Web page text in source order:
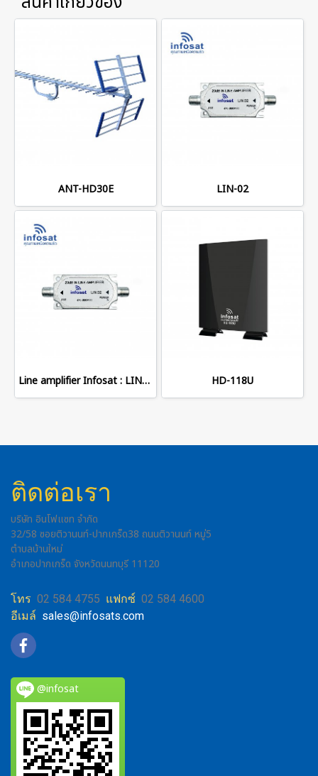
ANT-HD30E LIN-02
Line amplifier Infosat : LIN-03 HD-118U
ติดต่อเรา
บริษัท อินโฟแซท จำกัด
32/58 ซอยติวานนท์-ปากเกร็ด38 ถนนติวานนท์ หมู่5
ตำบลบ้านใหม่
อำเภอปากเกร็ด จังหวัดนนทบุรี 11120
โทร 02 584 4755 แฟกซ์ 02 584 4600
อีเมล์ sales@infosats.com
@infosat